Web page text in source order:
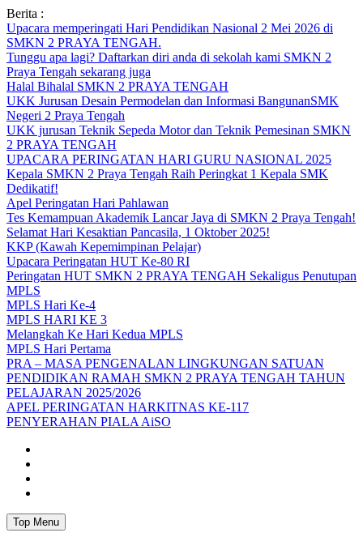
Skip
to
content
Berita :
Upacara memperingati Hari Pendidikan Nasional 2 Mei 2026 di
SMKN 2 PRAYA TENGAH.
Tunggu apa lagi? Daftarkan diri anda di sekolah kami SMKN 2
Praya Tengah sekarang juga
Halal Bihalal SMKN 2 PRAYA TENGAH
UKK Jurusan Desain Permodelan dan Informasi BangunanSMK
Negeri 2 Praya Tengah
UKK jurusan Teknik Sepeda Motor dan Teknik Pemesinan SMKN
2 PRAYA TENGAH
UPACARA PERINGATAN HARI GURU NASIONAL 2025
Kepala SMKN 2 Praya Tengah Raih Peringkat 1 Kepala SMK
Dedikatif!
Apel Peringatan Hari Pahlawan
Tes Kemampuan Akademik Lancar Jaya di SMKN 2 Praya Tengah!
Selamat Hari Kesaktian Pancasila, 1 Oktober 2025!
KKP (Kawah Kepemimpinan Pelajar)
Upacara Peringatan HUT Ke-80 RI
Peringatan HUT SMKN 2 PRAYA TENGAH Sekaligus Penutupan
MPLS
MPLS Hari Ke-4
MPLS HARI KE 3
Melangkah Ke Hari Kedua MPLS
MPLS Hari Pertama
PRA – MASA PENGENALAN LINGKUNGAN SATUAN
PENDIDIKAN RAMAH SMKN 2 PRAYA TENGAH TAHUN
PELAJARAN 2025/2026
APEL PERINGATAN HARKITNAS KE-117
PENYERAHAN PIALA AiSO
Top Menu